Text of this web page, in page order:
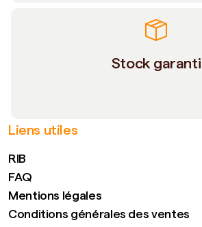
Stock garanti
Liens utiles
RIB
FAQ
Mentions légales
Conditions générales des ventes